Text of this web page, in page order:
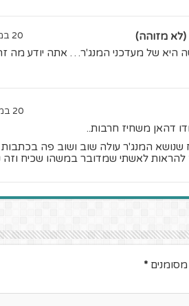
(לא מזוהה) 20 במאי 2015 at 7:28 am
היא של מעדכני המנג'ר… אתה יודע מה
20 במאי 2015 at 6:59 pm
דהאן משחיז חרבות..
המנג'ר עולה שוב ושוב פה בכתבות
לאשתי שמדובר במשהו שכיח וזה
*